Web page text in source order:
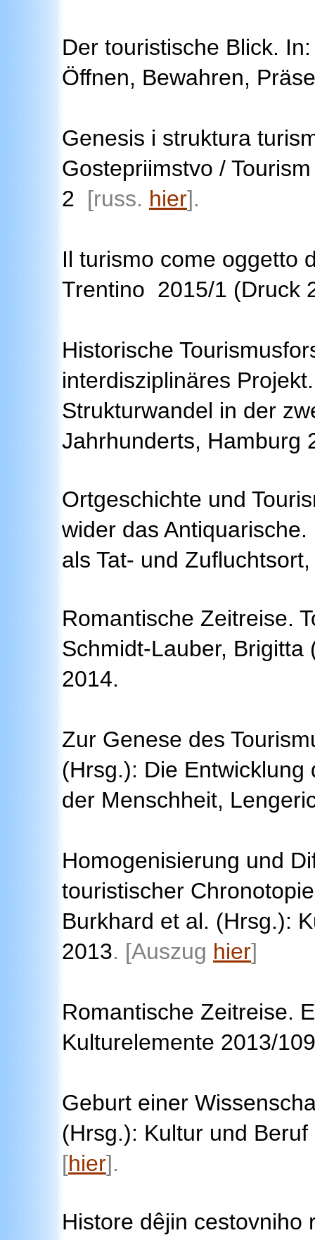
Der touristische Blick.
Öffnen, Bewahren,
Genesis i struktura
Gostepriimstvo /
2 [russ. hier].
Il turismo come oggetto
Trentino 2015/1 (Druck
Historische
interdisziplinäres
Strukturwandel in der
Jahrhunderts, Hamburg
Ortgeschichte und
wider das
als Tat- und
Romantische Zeitreise.
Schmidt-Lauber,
2014.
Zur Genese des
(Hrsg.): Die
der Menschheit,
Homogenisierung und
touristischer
Burkhard et al. (Hrsg.):
2013. [Auszug hier]
Romantische Zeitreise.
Kulturelemente 2013/109
Geburt einer
(Hrsg.): Kultur und
[hier].
Histore dêjin cestovniho